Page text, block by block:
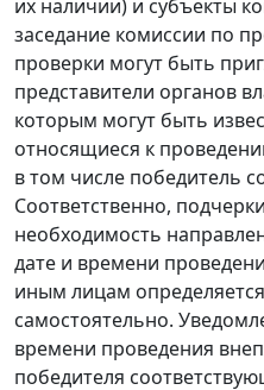
их наличии) и субъекты
заседание комиссии по
проверки могут быть
представители органов
которым могут быть
относящиеся к
в том числе победитель
Соответственно,
необходимость
дате и времени
иным лицам
самостоятельно.
времени проведения
победителя